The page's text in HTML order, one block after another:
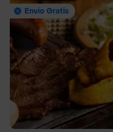
Envío Gratis